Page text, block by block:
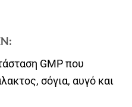
GMP που
σόγια, αυγό και